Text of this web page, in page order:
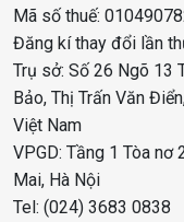
Mã số thuế:
Đăng kí thay đổi lần
Trụ sở: Số 26 Ngõ 13
Bảo, Thị Trấn Văn
Việt Nam
VPGD: Tầng 1 Tòa nơ
Mai, Hà Nội
Tel: (024) 3683 0838